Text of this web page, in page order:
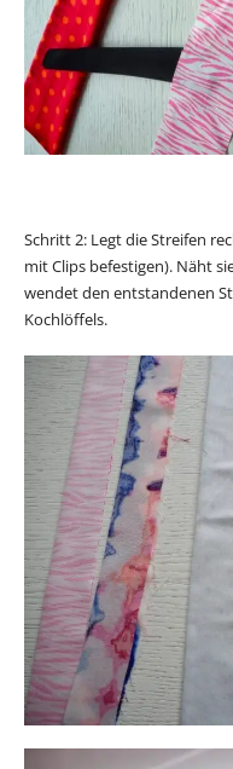
Schritt 2: Legt die Streifen
mit Clips befestigen). Näht
wendet den entstandenen
Kochlöffels.